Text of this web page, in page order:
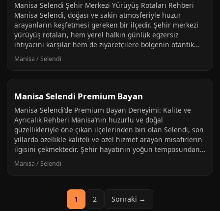
Manisa Selendi Şehir Merkezi Yürüyüş Rotaları Rehberi
Manisa Selendi, doğası ve sakin atmosferiyle huzur
arayanların keşfetmesi gereken bir ilçedir. Şehir merkezi
yürüyüş rotaları, hem yerel halkın günlük egzersiz
ihtiyacını karşılar hem de ziyaretçilere bölgenin otantik...
Manisa / Selendi
Manisa Selendi Premium Bayan
Manisa Selendi’de Premium Bayan Deneyimi: Kalite ve
Ayrıcalık Rehberi Manisa’nın huzurlu ve doğal
güzellikleriyle öne çıkan ilçelerinden biri olan Selendi, son
yıllarda özellikle kaliteli ve özel hizmet arayan misafirlerin
ilgisini çekmektedir. Şehir hayatının yoğun temposundan...
Manisa / Selendi
1 2 Sonraki →